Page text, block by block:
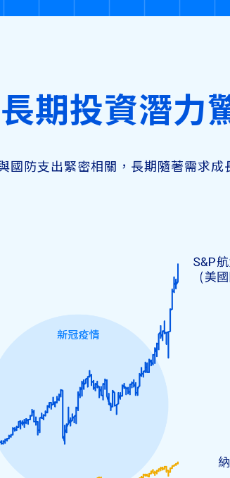
期投資潛力
國防支出緊密相關，長期隨著需求成